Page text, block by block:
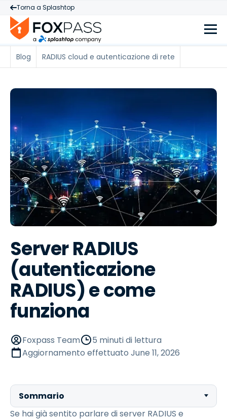
Torna a Splashtop
Blog RADIUS cloud e autenticazione di rete
Server RADIUS
(autenticazione
RADIUS) e come
funziona
Foxpass Team
5 minuti di lettura
Aggiornamento effettuato June 11, 2026
Sommario
Se hai già sentito parlare di server RADIUS e